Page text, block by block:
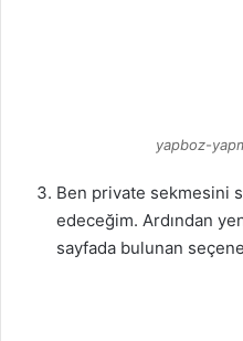
yapboz-
Ben private sekmesini
edeceğim. Ardından
sayfada bulunan